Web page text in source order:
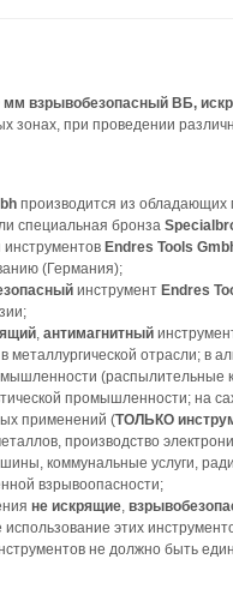
взрывобезопасный ВБ,
зонах, при проведении
производится из
специальная бронза
инструментов Endres Tools
(Германия);
инструмент Endres
, антимагнитный
отрасли; в
(распылительные
промышленности; на
применений (ТОЛЬКО
производство
коммунальные услуги,
взрывоопасности;
не искрящие,
этих
не должно быть